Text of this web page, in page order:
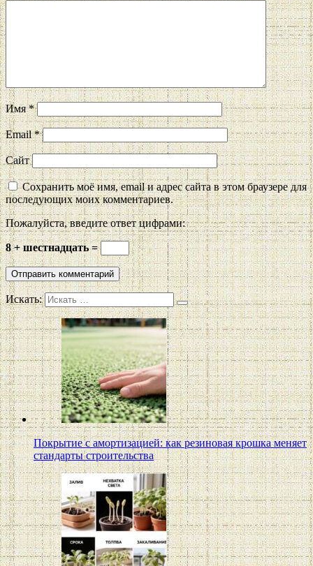
Имя*
Email*
Сайт
Сохранить моё имя, email и адрес сайта в этом браузере для
последующих моих комментариев.
Пожалуйста, введите ответ цифрами:
8 + шестнадцать =
Искать:
Покрытие с амортизацией: как резиновая крошка меняет
стандарты строительства